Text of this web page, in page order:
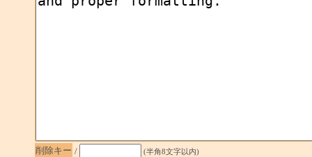
削除キー / (半角8文字以内)